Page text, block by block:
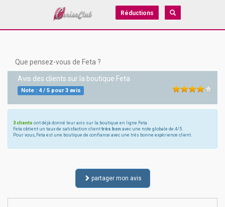
Réductions
Que pensez-vous de Feta ?
Avis des clients sur la boutique Feta
Note : 4/ 5pour3avis
3 clients ont déjà donné leur avis sur la boutique en ligne Feta
Feta obtient un taux de satisfaction client très bon avec une note globale de 4/5.
Pour vous, Feta est une boutique de confiance avec une très bonne expérience client.
partager mon avis